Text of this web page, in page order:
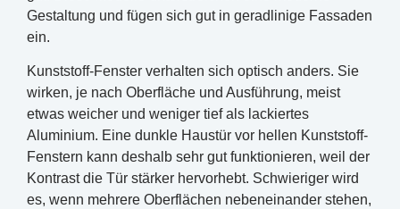
Gestaltung und fügen sich gut in geradlinige Fassaden
ein.
Kunststoff-Fenster verhalten sich optisch anders. Sie
wirken, je nach Oberfläche und Ausführung, meist
etwas weicher und weniger tief als lackiertes
Aluminium. Eine dunkle Haustür vor hellen Kunststoff-
Fenstern kann deshalb sehr gut funktionieren, weil der
Kontrast die Tür stärker hervorhebt. Schwieriger wird
es, wenn mehrere Oberflächen nebeneinander stehen,